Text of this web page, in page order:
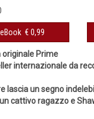
eBook € 0,99
originale Prime
internazionale da
lascia un segno
cattivo ragazzo e